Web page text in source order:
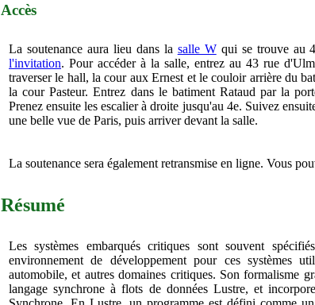
Accès
La soutenance aura lieu dans la salle Wqui se trouve au
l'invitation. Pour accéder à la salle, entrez au 43 rue
traverser le hall, la cour aux Ernest et le couloir arrière du
la cour Pasteur. Entrez dans le batiment Rataud par la
Prenez ensuite les escalier à droite jusqu'au 4e. Suivez
une belle vue de Paris, puis arriver devant la salle.
La soutenance sera également retransmise en ligne. Vous
Résumé
Les systèmes embarqués critiques sont souvent
environnement de développement pour ces systèmes
automobile, et autres domaines critiques. Son formalisme
langage synchrone à flots de données Lustre, et